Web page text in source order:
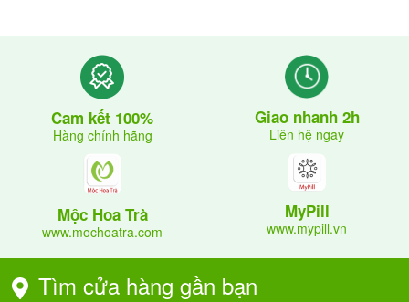
Cam kết 100%
Hàng chính hãng
Giao nhanh 2h
Liên hệ ngay
Mộc Hoa Trà
www.mochoatra.com
MyPill
www.mypill.vn
Tìm cửa hàng gần bạn